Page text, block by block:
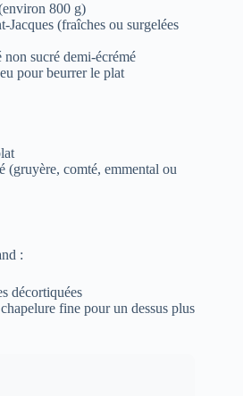
800 g)
Jacques (fraîches ou surgelées
sucré demi-écrémé
pour beurrer le plat
(gruyère, comté, emmental ou
:
décortiquées
fine pour un dessus plus